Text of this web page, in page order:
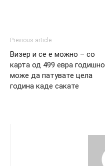
Previous article
Визер и се е можно – со
карта од 499 евра годишно
може да патувате цела
година каде сакате